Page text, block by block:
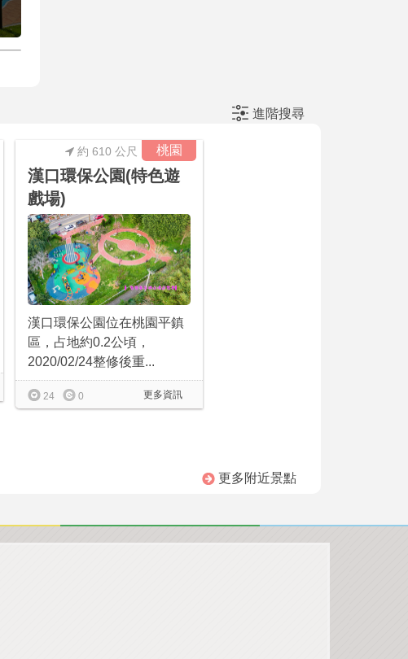
進階搜尋
桃園
約 610 公尺
漢口環保公園(特色遊
戲場)
漢口環保公園位在桃園平鎮
區，占地約0.2公頃，
2020/02/24整修後重...
更多資訊
24 0
更多附近景點